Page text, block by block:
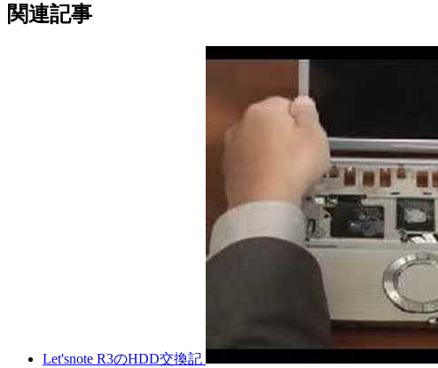
関連記事
Let'snote R3のHDD交換記